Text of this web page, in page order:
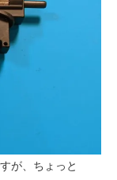
が、ちょっと